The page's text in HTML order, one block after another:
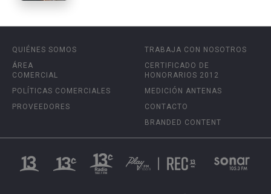
QUIÉNES SOMOS
ÁREA
COMERCIAL
POLÍTICAS COMERCIALES
PROVEEDORES
TRABAJA CON NOSOTROS
CERTIFICADO DE
HONORARIOS 2012
MEDICIÓN ANTENAS
CONTACTO
BRANDED CONTENT